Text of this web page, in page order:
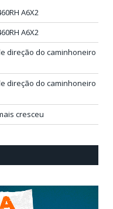
A6X2
A6X2
direção do caminhoneiro
direção do caminhoneiro
cresceu